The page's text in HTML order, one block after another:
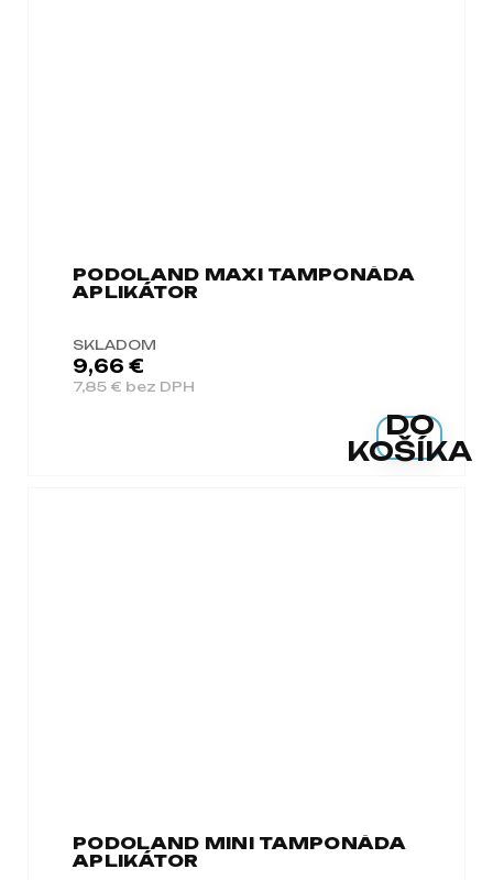
PODOLAND MAXI TAMPONÁDA
APLIKÁTOR
SKLADOM
7,85 € bez DPH
9,66 €
DO
KOŠÍKA
PODOLAND MINI TAMPONÁDA
APLIKÁTOR